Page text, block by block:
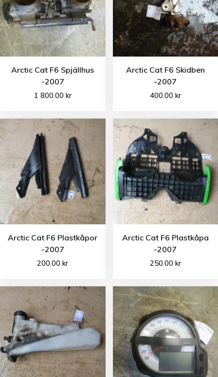
Arctic Cat F6 Spjällhus
-2007
1 800.00 kr
Arctic Cat F6 Skidben
-2007
400.00 kr
Arctic Cat F6 Plastkåpor
-2007
200.00kr
Arctic Cat F6 Plastkåpa
-2007
250.00 kr